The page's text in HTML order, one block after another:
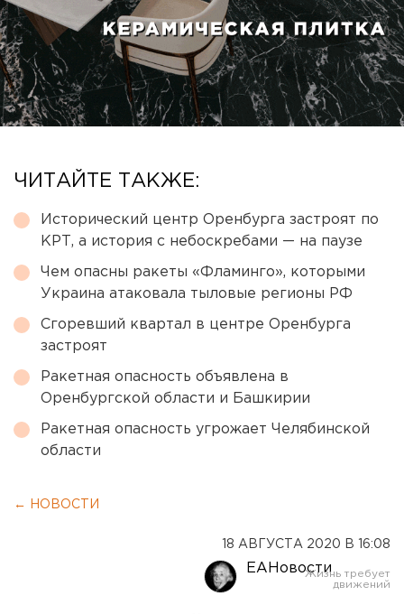
ЧИТАЙТЕ ТАКЖЕ:
Исторический центр Оренбурга застроят по
КРТ, а история с небоскребами — на паузе
Чем опасны ракеты «Фламинго», которыми
Украина атаковала тыловые регионы РФ
Сгоревший квартал в центре Оренбурга
застроят
Ракетная опасность объявлена в
Оренбургской области и Башкирии
Ракетная опасность угрожает Челябинской
области
← НОВОСТИ
18 АВГУСТА 2020 В 16:08
ЕАНовости